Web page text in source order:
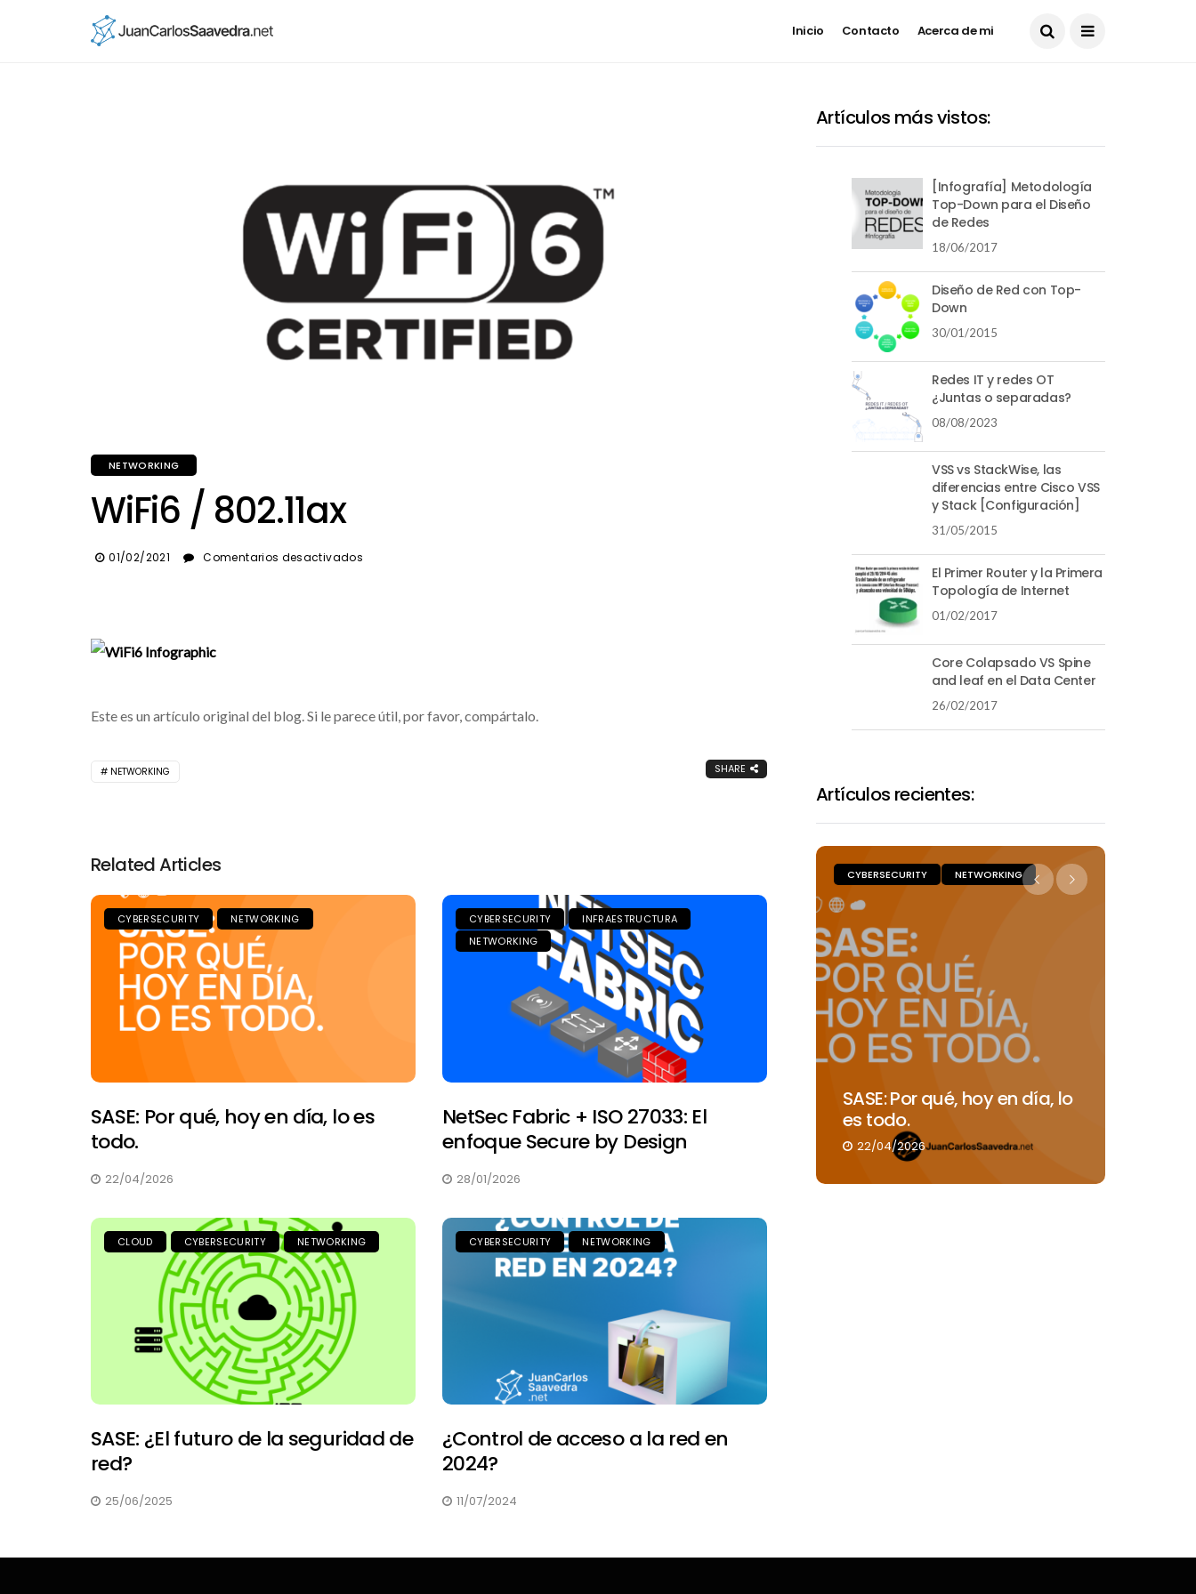
Inicio Contacto Acerca de mi
NETWORKING
WiFi6 / 802.11ax
01/02/2021 Comentarios desactivados
Este es un artículo original del blog. Si le parece útil, por favor, compártalo.
NETWORKING SHARE
Related Articles
CYBERSECURITY NETWORKING
SASE: Por qué, hoy en día, lo es
todo.
22/04/2026
CYBERSECURITY
INFRAESTRUCTURA
NETWORKING
NetSec Fabric + ISO 27033: El
enfoque Secure by Design
28/01/2026
CLOUD CYBERSECURITY NETWORKING
SASE: ¿El futuro de la seguridad de
red?
25/06/2025
CYBERSECURITY NETWORKING
¿Control de acceso a la red en
2024?
11/07/2024
Artículos más vistos:
[Infografía] Metodología
Top-Down para el Diseño
de Redes
18/06/2017
Diseño de Red con Top-
Down
30/01/2015
Redes IT y redes OT
¿Juntas o separadas?
08/08/2023
VSS vs StackWise, las
diferencias entre Cisco VSS
y Stack [Configuración]
31/05/2015
El Primer Router y la Primera
Topología de Internet
01/02/2017
Core Colapsado VS Spine
and leaf en el Data Center
26/02/2017
Artículos recientes:
todo. Menos para el Firewall.
15/04/2025
CYBERSECURITY NETWORKING
SASE: Por qué, hoy en día, lo
es todo.
22/04/2026